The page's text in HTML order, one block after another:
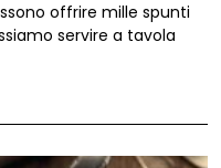
offrire mille spunti
servire a tavola